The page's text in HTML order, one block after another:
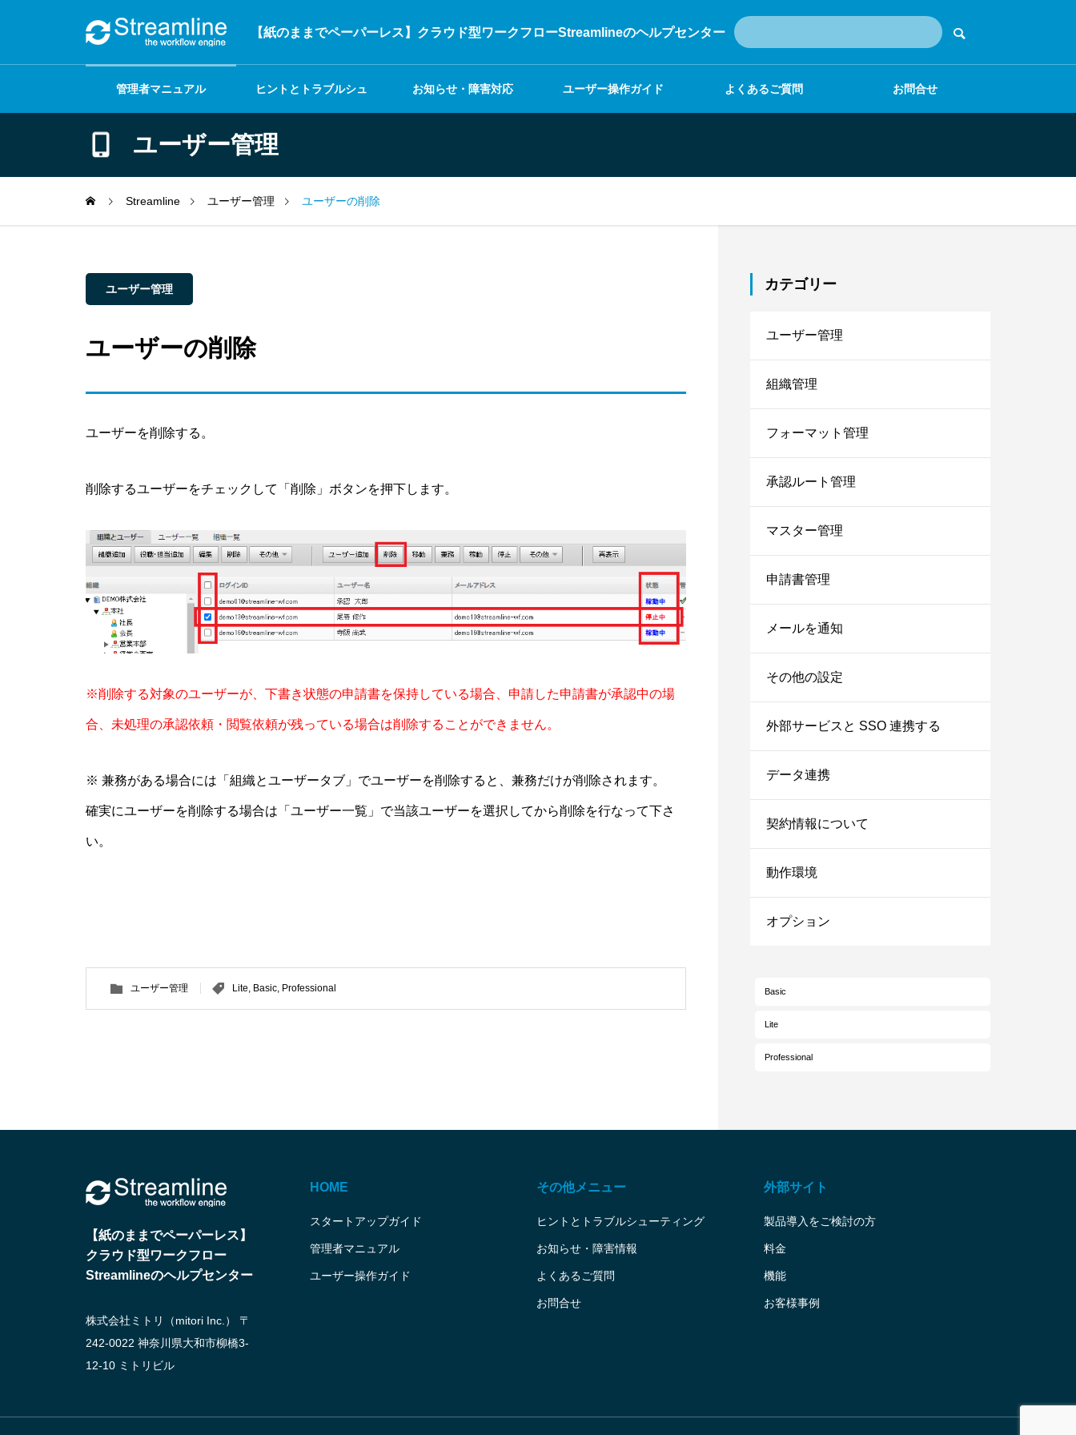
【紙のままでペーパーレス】クラウド型ワークフローStreamlineのヘルプセンター
管理者マニュアル ヒントとトラブルシュ お知らせ・障害対応 ユーザー操作ガイド よくあるご質問 お問合せ
ユーザー管理
Streamline ユーザー管理 ユーザーの削除
ユーザー管理
ユーザーの削除
ユーザーを削除する。
削除するユーザーをチェックして「削除」ボタンを押下します。
※削除する対象のユーザーが、下書き状態の申請書を保持している場合、申請した申請書が承認中の場
合、未処理の承認依頼・閲覧依頼が残っている場合は削除することができません。
※ 兼務がある場合には「組織とユーザータブ」でユーザーを削除すると、兼務だけが削除されます。
確実にユーザーを削除する場合は「ユーザー一覧」で当該ユーザーを選択してから削除を行なって下さ
い。
ユーザー管理 Lite, Basic, Professional
カテゴリー
ユーザー管理
組織管理
フォーマット管理
承認ルート管理
マスター管理
申請書管理
メールを通知
その他の設定
外部サービスと SSO 連携する
データ連携
契約情報について
動作環境
オプション
Basic
Lite
Professional
HOME
スタートアップガイド
管理者マニュアル
ユーザー操作ガイド
その他メニュー
ヒントとトラブルシューティング
お知らせ・障害情報
よくあるご質問
お問合せ
外部サイト
製品導入をご検討の方
料金
機能
お客様事例
【紙のままでペーパーレス】
クラウド型ワークフロー
Streamlineのヘルプセンター
株式会社ミトリ（mitori Inc.） 〒
242-0022 神奈川県大和市柳橋3-
12-10 ミトリビル